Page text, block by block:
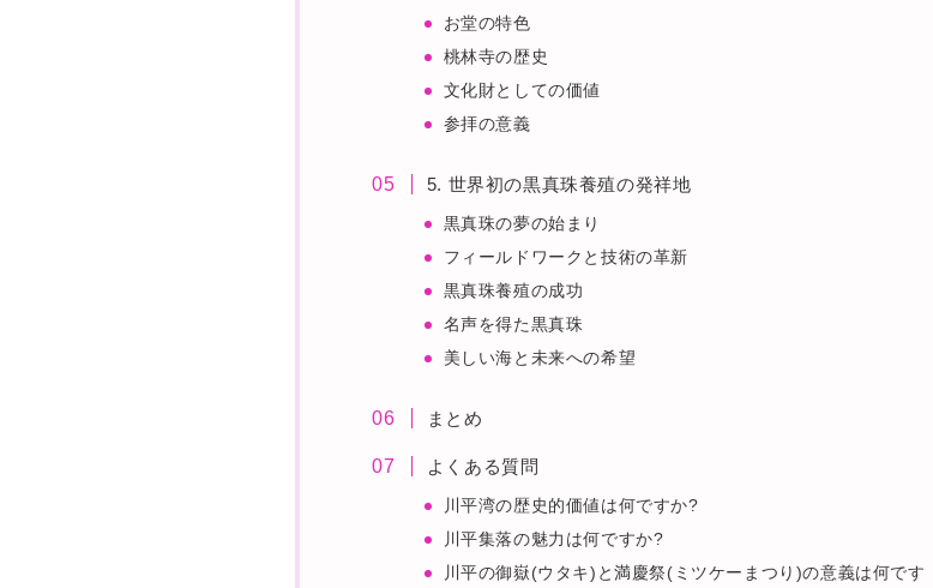
お堂の特色
桃林寺の歴史
文化財としての価値
参拝の意義
5. 世界初の黒真珠養殖の発祥地
黒真珠の夢の始まり
フィールドワークと技術の革新
黒真珠養殖の成功
名声を得た黒真珠
美しい海と未来への希望
まとめ
よくある質問
川平湾の歴史的価値は何ですか?
川平集落の魅力は何ですか?
川平の御嶽(ウタキ)と満慶祭(ミツケーまつり)の意義は何です